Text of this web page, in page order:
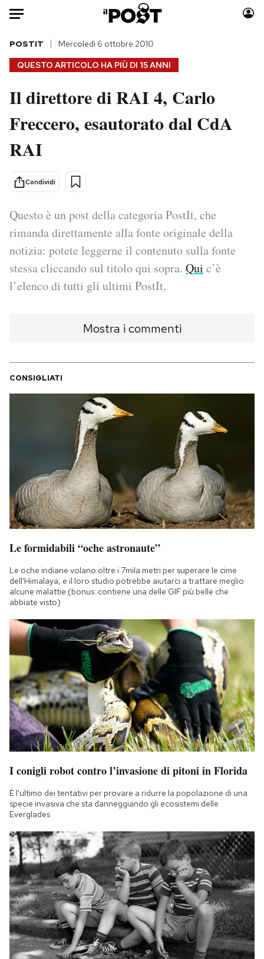
Auto
HOME
Italia
Politica
Scienza
Economia
Sport
Moda
Consumismi
Altrecose
Mondiali calcio 2026
PODCAST
NEWSLETTER
I MIEI PREFERITI
CALENDARIO
AREA PERSONALE
Area Personale
Newsletter
Regala il Post
Hai bisogno di aiuto?
Esci
QUESTO ARTICOLO HA PIÙ DI 15 ANNI
POSTIT Mercoledì 6 ottobre 2010
Il direttore di RAI 4, Carlo
Freccero, esautorato dal CdA
RAI
Condividi
Questo è un post della categoria PostIt, che
rimanda direttamente alla fonte originale della
notizia: potete leggerne il contenuto sulla fonte
stessa cliccando sul titolo qui sopra. Qui c’è
l’elenco di tutti gli ultimi PostIt.
Mostra i commenti
CONSIGLIATI
Le formidabili “oche astronaute”
Le oche indiane volano oltre i 7mila metri per superare le cime
dell'Himalaya, e il loro studio potrebbe aiutarci a trattare meglio
alcune malattie (bonus: contiene una delle GIF più belle che
abbiate visto)
I conigli robot contro l’invasione di pitoni in Florida
È l'ultimo dei tentativi per provare a ridurre la popolazione di una
specie invasiva che sta danneggiando gli ecosistemi delle
Everglades